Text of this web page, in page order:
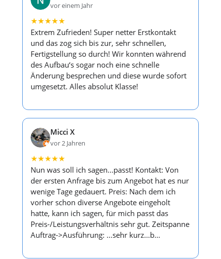
vor einem Jahr
★★★★★
Extrem Zufrieden! Super netter Erstkontakt
und das zog sich bis zur, sehr schnellen,
Fertigstellung so durch! Wir konnten während
des Aufbau‘s sogar noch eine schnelle
Änderung besprechen und diese wurde sofort
umgesetzt. Alles absolut Klasse!
Micci X
vor 2 Jahren
★★★★★
Nun was soll ich sagen...passt! Kontakt: Von
der ersten Anfrage bis zum Angebot hat es nur
wenige Tage gedauert. Preis: Nach dem ich
vorher schon diverse Angebote eingeholt
hatte, kann ich sagen, für mich passt das
Preis-/Leistungsverhältnis sehr gut. Zeitspanne
Auftrag->Ausführung: ...sehr kurz...b…